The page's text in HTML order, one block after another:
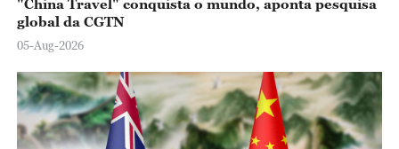
global da CGTN
05-Aug-2026